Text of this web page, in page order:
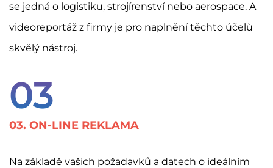
se jedná o logistiku, strojírenství nebo aerospace. A
videoreportáž z firmy je pro naplnění těchto účelů
skvělý nástroj.
03
03. ON-LINE REKLAMA
Na základě vašich požadavků a datech o ideálním